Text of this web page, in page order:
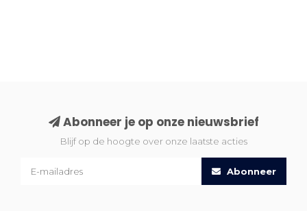
Abonneer je op onze nieuwsbrief
Blijf op de hoogte over onze laatste acties
Abonneer